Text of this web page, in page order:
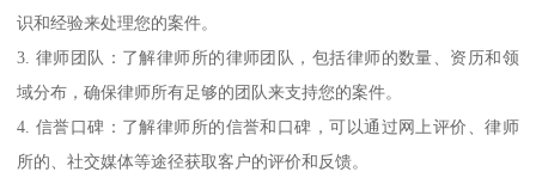
识和经验来处理您的案件。
3. 律师团队：了解律师所的律师团队，包括律师的数量、资历和领
域分布，确保律师所有足够的团队来支持您的案件。
4. 信誉口碑：了解律师所的信誉和口碑，可以通过网上评价、律师
所的、社交媒体等途径获取客户的评价和反馈。